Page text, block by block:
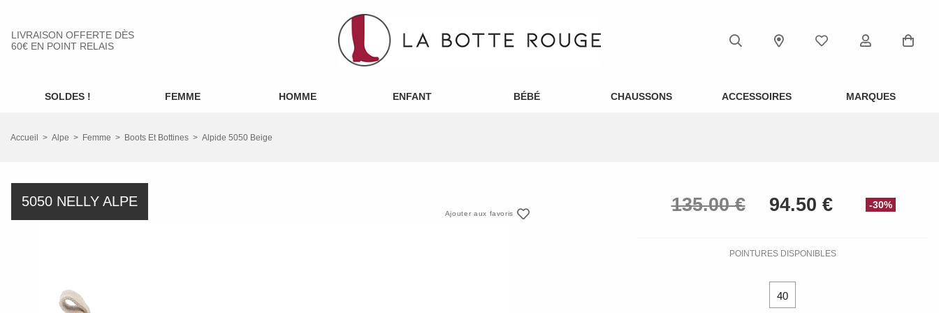
LIVRAISON OFFERTE DÈS
60€ EN POINT RELAIS
SOLDES ! FEMME HOMME ENFANT BÉBÉ CHAUSSONS ACCESSOIRES MARQUES
Accueil Alpe Femme Boots Et Bottines Alpide 5050 Beige
5050 NELLY ALPE
Ajouter aux favoris
-30%
POINTURES DISPONIBLES
40